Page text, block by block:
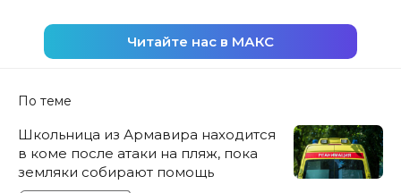
Читайте нас в МАКС
По теме
Школьница из Армавира находится
в коме после атаки на пляж, пока
земляки собирают помощь